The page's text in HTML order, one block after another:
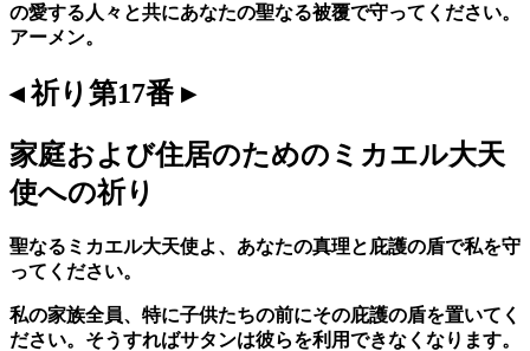
の愛する人々と共にあなたの聖なる被覆で守ってください。
アーメン。
◂ 祈り第17番 ▸
家庭および住居のためのミカエル大天
使への祈り
聖なるミカエル大天使よ、あなたの真理と庇護の盾で私を守
ってください。
私の家族全員、特に子供たちの前にその庇護の盾を置いてく
ださい。そうすればサタンは彼らを利用できなくなります。